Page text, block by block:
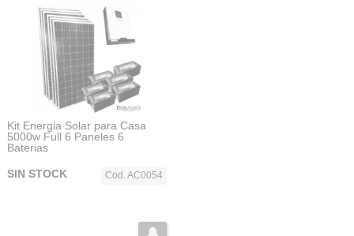
Kit Energia Solar para Casa
5000w Full 6 Paneles 6
Baterias
Cod. AC0054
SIN STOCK